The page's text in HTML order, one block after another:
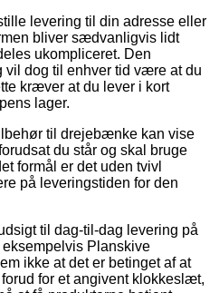
levering til din adresse eller
bliver sædvanligvis lidt
ukompliceret. Den
vil dog til enhver tid være at du
kræver at du lever i kort
lager.
til drejebænke kan vise
du står og skal bruge
formål er det uden tvivl
på leveringstiden for den
til dag-til-dag levering på
Planskive
ikke at det er betinget af at
for et angivent klokkeslæt,